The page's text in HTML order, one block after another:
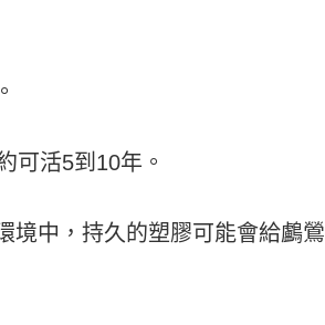
可活5到10年。
境中，持久的塑膠可能會給鸕鶯